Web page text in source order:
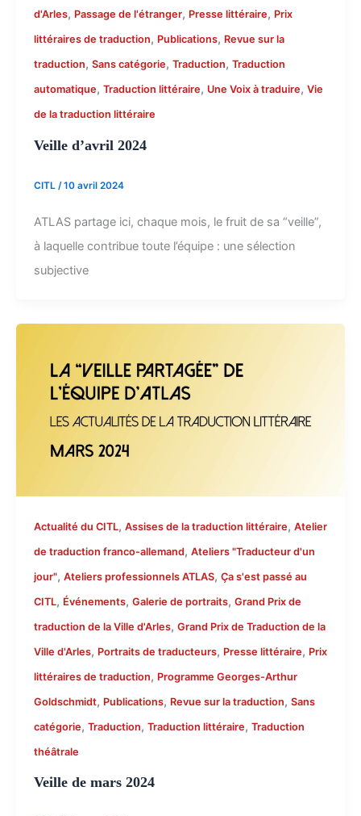
d'Arles, Passage de l'étranger, Presse littéraire, Prix
littéraires de traduction, Publications, Revue sur la
traduction, Sans catégorie, Traduction, Traduction
automatique, Traduction littéraire, Une Voix à traduire, Vie
de la traduction littéraire
Veille d’avril 2024
CITL /10 avril 2024
ATLAS partage ici, chaque mois, le fruit de sa “veille”,
à laquelle contribue toute l’équipe : une sélection
subjective
Actualité du CITL, Assises de la traduction littéraire, Atelier
de traduction franco-allemand, Ateliers "Traducteur d'un
jour", Ateliers professionnels ATLAS, Ça s'est passé au
CITL, Événements, Galerie de portraits, Grand Prix de
traduction de la Ville d'Arles, Grand Prix de Traduction de la
Ville d'Arles, Portraits de traducteurs, Presse littéraire, Prix
littéraires de traduction, Programme Georges-Arthur
Goldschmidt, Publications, Revue sur la traduction, Sans
catégorie, Traduction, Traduction littéraire, Traduction
théâtrale
Veille de mars 2024